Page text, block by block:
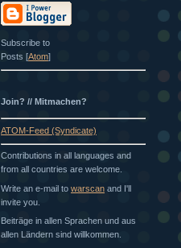
Subscribe to
Posts [Atom]
Join? // Mitmachen?
ATOM-Feed (Syndicate)
Contributions in all languages and
from all countries are welcome.
Write an e-mail to warscan and I'll
invite you.
Beiträge in allen Sprachen und aus
allen Ländern sind willkommen.